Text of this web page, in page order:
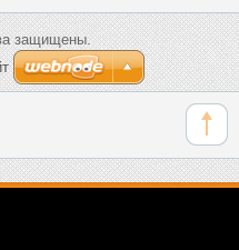
защищены.